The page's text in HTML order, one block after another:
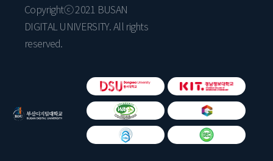
Copyrightⓒ 2021 BUSAN
DIGITAL UNIVERSITY. All rights
reserved.